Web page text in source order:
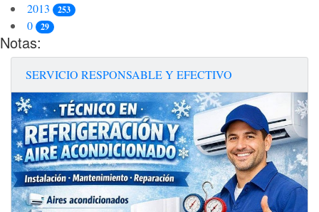
2013 253
0 29
Notas:
SERVICIO RESPONSABLE Y EFECTIVO